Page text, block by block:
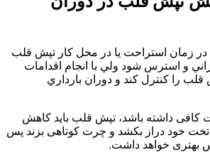
زمان استراحت یا در محل کار تپش قلب
و استرس شود ولي با انجام اقدامات
قلب را کنترل کند و دوران بارداري
کافی داشته باشد، تپش قلب باید کاهش
تخت خود دراز بکشد و چرت کوتاهی بزند پس
بهتری خواهد داشت.